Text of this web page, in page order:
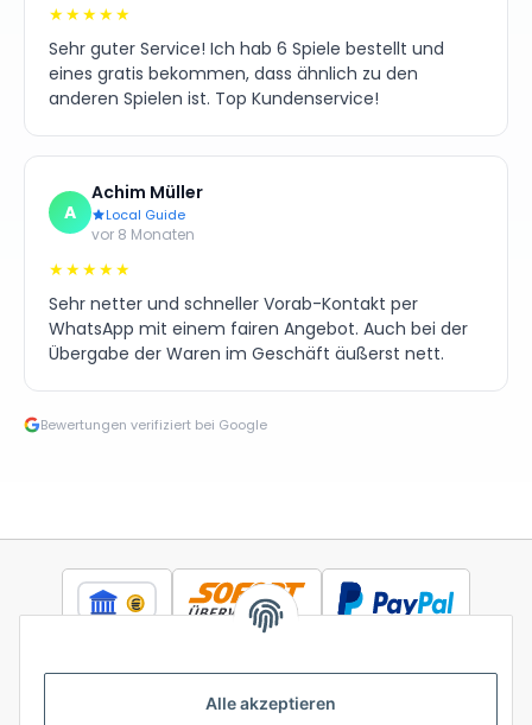
Alle akzeptieren
★★★★★
Sehr guter Service! Ich hab 6 Spiele bestellt und
eines gratis bekommen, dass ähnlich zu den
anderen Spielen ist. Top Kundenservice!
A
Achim Müller
Local Guide
vor 8 Monaten
★★★★★
Sehr netter und schneller Vorab-Kontakt per
WhatsApp mit einem fairen Angebot. Auch bei der
Übergabe der Waren im Geschäft äußerst nett.
Bewertungen verifiziert bei Google